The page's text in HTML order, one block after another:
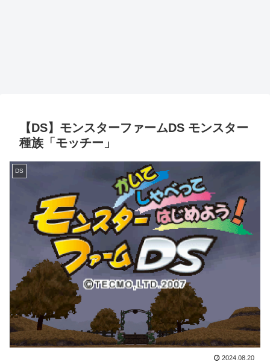
【DS】モンスターファームDS モンスター
種族「モッチー」
DS
2024.08.20